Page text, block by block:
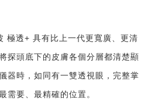
極透+具有比上一代更寬廣、更清
探頭底下的皮膚各個分層都清楚顯
器時，如同有一雙透視眼，完整掌
需要、最精確的位置。